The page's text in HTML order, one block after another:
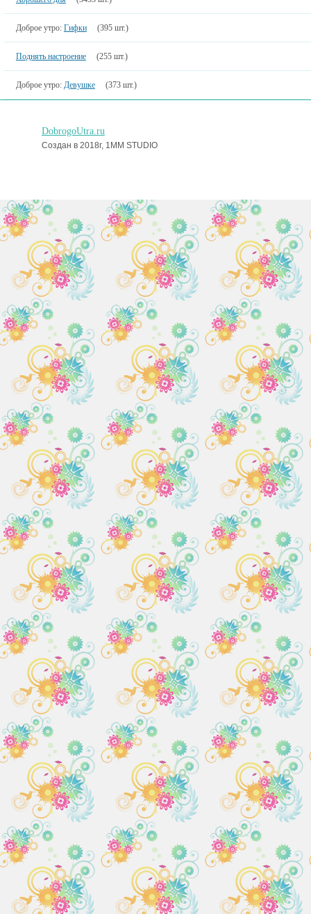
Доброе утро: Гифки (395 шт.)
Поднять настроение (255 шт.)
Доброе утро: Девушке (373 шт.)
DobrogoUtra.ru
Создан в 2018г, 1MM STUDIO